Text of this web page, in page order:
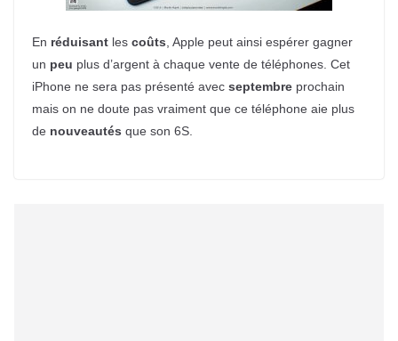
En réduisant les coûts , Apple peut ainsi espérer gagner
un peu plus d’argent à chaque vente de téléphones. Cet
iPhone ne sera pas présenté avec septembre prochain
mais on ne doute pas vraiment que ce téléphone aie plus
de nouveautés que son 6S.